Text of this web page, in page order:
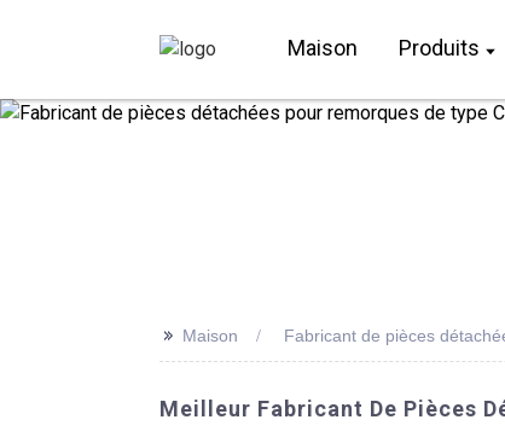
Maison Produits
>> Maison Fabricant de pièces
Meilleur Fabricant De Pièces